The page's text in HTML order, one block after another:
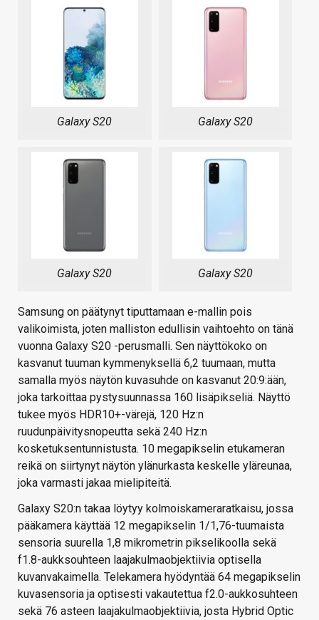
Galaxy S20 Galaxy S20
Galaxy S20 Galaxy S20
Samsung on päätynyt tiputtamaan e-mallin pois
valikoimista, joten malliston edullisin vaihtoehto on tänä
vuonna Galaxy S20 -perusmalli. Sen näyttökoko on
kasvanut tuuman kymmenyksellä 6,2 tuumaan, mutta
samalla myös näytön kuvasuhde on kasvanut 20:9:ään,
joka tarkoittaa pystysuunnassa 160 lisäpikseliä. Näyttö
tukee myös HDR10+-värejä, 120 Hz:n
ruudunpäivitysnopeutta sekä 240 Hz:n
kosketuksentunnistusta. 10 megapikselin etukameran
reikä on siirtynyt näytön ylänurkasta keskelle yläreunaa,
joka varmasti jakaa mielipiteitä.
Galaxy S20:n takaa löytyy kolmoiskameraratkaisu, jossa
pääkamera käyttää 12 megapikselin 1/1,76-tuumaista
sensoria suurella 1,8 mikrometrin pikselikoolla sekä
f1.8-aukksouhteen laajakulmaobjektiivia optisella
kuvanvakaimella. Telekamera hyödyntää 64 megapikselin
kuvasensoria ja optisesti vakautettua f2.0-aukkosuhteen
sekä 76 asteen laajakulmaobjektiivia, josta Hybrid Optic